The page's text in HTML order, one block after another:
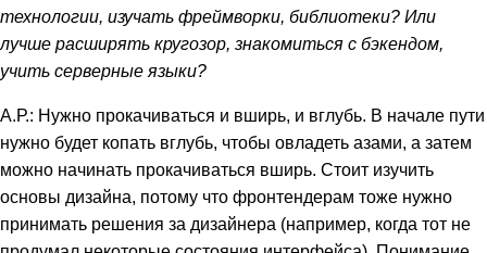
технологии, изучать фреймворки, библиотеки? Или
лучше расширять кругозор, знакомиться с бэкендом,
учить серверные языки?
А.Р.: Нужно прокачиваться и вширь, и вглубь. В начале пути
нужно будет копать вглубь, чтобы овладеть азами, а затем
можно начинать прокачиваться вширь. Стоит изучить
основы дизайна, потому что фронтендерам тоже нужно
принимать решения за дизайнера (например, когда тот не